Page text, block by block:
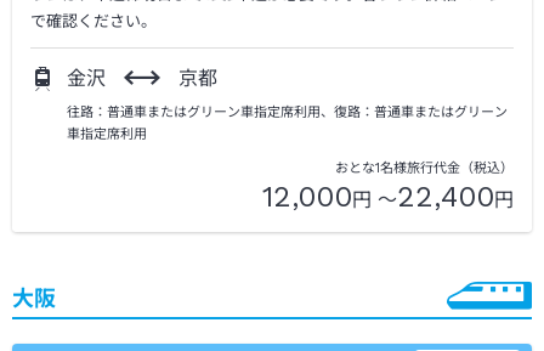
で確認ください。
金沢 京都
往路：普通車またはグリーン車指定席利用、復路：普通車またはグリーン
車指定席利用
おとな1名様旅行代金（税込）
12,000円 ～22,400円
大阪